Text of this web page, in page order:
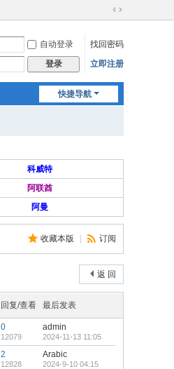
切
到
宽
自动登录
找回密码
登录 立即注册
快捷导航
科威特
阿联酋
阿曼
收藏本版 订阅
返 回
回复/查看 最后发表
0
12079
admin
2024-11-13 11:05
2
12828
Arabic
2024-9-10 04:15